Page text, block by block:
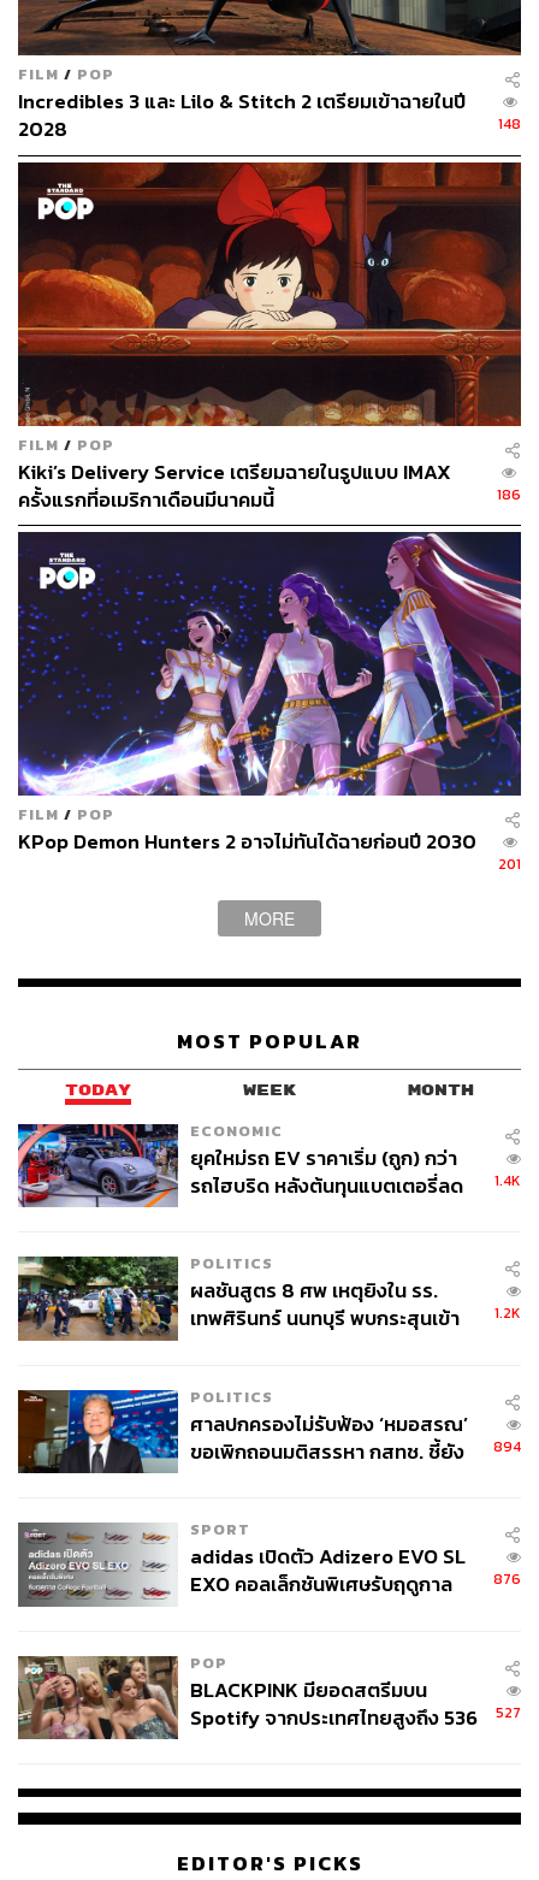
Shin Ultramanยังคงมาพร้อมกับกลวิธีนำเสนออันมี
เอกลักษณ์ของผู้กำกับ ชินจิ ฮิงุจิ และมือเขียนบท ฮิเดอากิ อัน
โนะ ไม่ว่าจะเป็นมุมกล้องที่ดูแปลกตาชวนวุ่นวาย การดำเนิน
เรื่องที่กระชับฉับไว การหยิบดนตรีประกอบและซาวด์
เอฟเฟกต์สุดคลาสสิกจากเวอร์ชันต้นฉบับมาใช้ให้แฟนๆ ได้
หายคิดถึง พร้อมกับดนตรีที่ถูกประพันธ์ขึ้นใหม่เพื่อให้ฉากแอ็
กชันสนุกตื่นเต้นมากขึ้น ไปจนถึงท่วงท่าการต่อสู่ของ
Ultraman ที่ยังคงเอกลักษณ์ของต้นฉบับไว้อย่างครบถ้วน
การบาลานซ์ระหว่างความคลาสสิกและงานโปรดักชันสมัย
ใหม่เหล่านี้ จึงประกอบร่างให้เรื่องราวของภาพยนตร์นั่นอัด
แน่นไปด้วยความตื่นตาตื่นใจและเปี่ยมมนตร์ขลัง กล่าวคือ
สำหรับผู้ชมที่เป็นแฟนตัวยงของ Ultraman อยู่แล้ว คุณก็จะได้
ดื่มด่ำไปกับความคลาสสิกที่ผู้กำกับและทีมสร้างบรรจงใส่เข้า
มา และสำหรับแฟนๆ รุ่นใหม่ที่คุ้นเคยกับฉากแอ็กชันสุดเวอร์
วังจากซีรีส์
Ultramanมาก่อนก็ตาม) ก็ยังสามารถสนุกสนานไปกับฉาก
แอ็กชันของภาพยนตร์เรื่องนี้ได้เช่นกัน
ตัดสลับมาที่เนื้อหาของภาพยนตร์กันบ้าง แม้ว่าShin
Ultramanอาจไม่ได้มีการวิพากษ์วิจารณ์ระบบการเมืองของ
ญี่ปุ่นที่เข้มข้นมากนักเมื่อเทียบกับ
แต่ ชินจิ ฮิงุ
จริงจังเอาไว้ เพื่อชวนให้ผู้ชมได้ร่วมกันตีความและแสดง
Ultraman เป็นเหมือนซูเปอร์ฮีโร่ที่เดินทางมาปกป้องโลก แต่
เป็นมนุษย์ต่างดาวที่มาพร้อมกับพละกำลังเหลือล้น จนมนุษย์
ต้องจับตาดูความเคลื่อนไหวว่า Ultraman จะกลายเป็นภัยต่อ
มนุษยชาติหรือไม่ หรือจะเป็นการรุกรานของมนุษย์ต่างดาว
Zarab และ Mefilas ที่มาในท่าทีของการเจรจาและยื่นข้อ
เสนอให้กับมนุษย์ เพื่อล่อลวงมนุษย์ที่ต้องการ ‘ผลประโยชน์’
จากวิทยาการสุดล้ำ
แก่ตนเอง จนถูกมนุษย์ต่างดาวซึ่งมีภูมิปัญญาล้ำหน้ากว่าปลุก
ปั่นอย่างง่ายดาย จึงกลายเป็นประเด็นหลักสำคัญที่Shin
Ultramanพยายามนำเสนออย่างชัดเจน ไม่เว้นแม้แต่ตัวตน
เมืองที่ทุกคนต่างหมายตาเช่นเดียวกัน ซึ่งประเด็นดังกล่าวก็
ยิ่งเสริมให้ปมปัญหาของ Ultraman กับการหาคำตอบของ
คำถามที่ว่า ‘เจ้ารักมนุษย์มากขนาดนั้นเชียวหรือ’ หนักแน่น
มากยิ่งขึ้น และชวนให้เราหาคำตอบไปพร้อมกับตัวละครอีก
อีกด้านหนึ่ง บทบาทของ Ultraman รวมถึงสมาชิกหน่วย
SSSP ก็อาจกำลังบอกกับผู้ชมไปพร้อมกันว่า แม้ว่ามนุษย์จะ
FILM / POP
Incredibles 3 และ Lilo & Stitch 2 เตรียมเข้าฉายในปี
2028
148
FILM / POP
Kiki’s Delivery Service เตรียมฉายในรูปแบบ IMAX
ครั้งแรกที่อเมริกาเดือนมีนาคมนี้
186
FILM / POP
KPop Demon Hunters 2 อาจไม่ทันได้ฉายก่อนปี 2030
201
MORE
MOST POPULAR
TODAY WEEK MONTH
ECONOMIC
ยุคใหม่รถ EV ราคาเริ่ม (ถูก) กว่า
รถไฮบริด หลังต้นทุนแบตเตอรี่ลด
1.4K
POLITICS
ผลชันสูตร 8 ศพ เหตุยิงใน รร.
เทพศิรินทร์ นนทบุรี พบกระสุนเข้า
1.2K
POLITICS
ศาลปกครองไม่รับฟ้อง ‘หมอสรณ’
ขอเพิกถอนมติสรรหา กสทช. ชี้ยัง
894
SPORT
adidas เปิดตัว Adizero EVO SL
EXO คอลเล็กชันพิเศษรับฤดูกาล
876
POP
BLACKPINK มียอดสตรีมบน
Spotify จากประเทศไทยสูงถึง 536
527
EDITOR'S PICKS